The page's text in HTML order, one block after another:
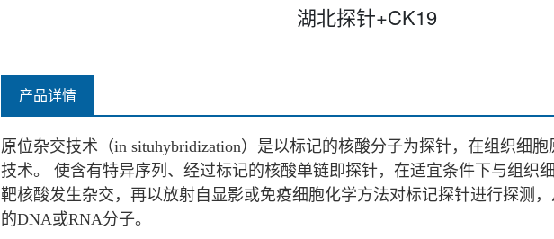
湖北探针+CK19
产品详情
原位杂交技术（in situhybridization）是以标记的核酸分子为探针，在组织细
技术。 使含有特异序列、经过标记的核酸单链即探针，在适宜条件下与组织
靶核酸发生杂交，再以放射自显影或免疫细胞化学方法对标记探针进行探测
的DNA或RNA分子。